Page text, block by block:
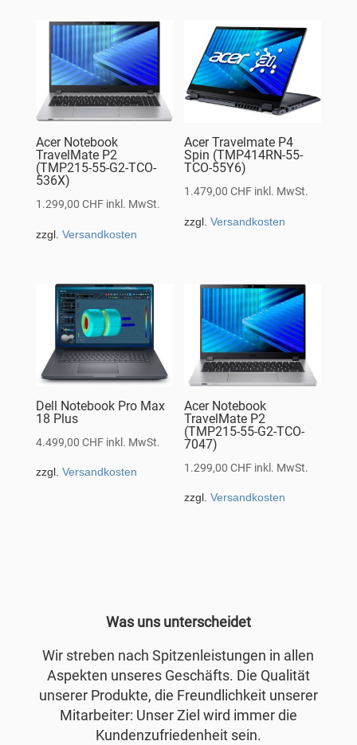
Acer Notebook
TravelMate P2
(TMP215-55-G2-TCO-
536X)
1.299,00 CHF inkl. MwSt.
zzgl. Versandkosten
Acer Travelmate P4
Spin (TMP414RN-55-
TCO-55Y6)
1.479,00CHF inkl. MwSt.
zzgl.Versandkosten
Dell Notebook Pro Max
18 Plus
4.499,00 CHF inkl. MwSt.
zzgl. Versandkosten
Acer Notebook
TravelMate P2
(TMP215-55-G2-TCO-
7047)
1.299,00CHF inkl. MwSt.
zzgl.Versandkosten
Was uns unterscheidet
Wir streben nach Spitzenleistungen in allen
Aspekten unseres Geschäfts. Die Qualität
unserer Produkte, die Freundlichkeit unserer
Mitarbeiter: Unser Ziel wird immer die
Kundenzufriedenheit sein.